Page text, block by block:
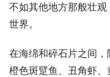
不如其他地方那般壮
世界。
在海绵和碎石片之间，
橙色斑躄鱼、丑角虾